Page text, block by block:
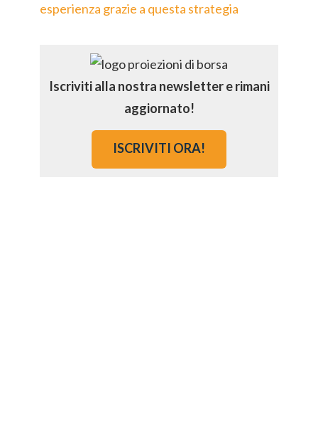
esperienza grazie a questa strategia
Iscriviti alla nostra newsletter e rimani
aggiornato!
ISCRIVITI ORA!